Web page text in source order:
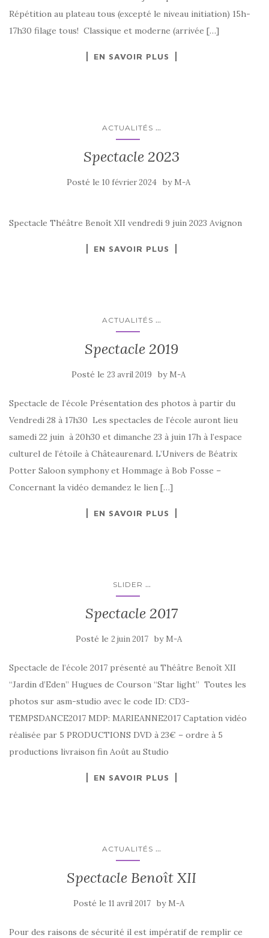
Répétition au plateau tous (excepté le niveau initiation) 15h-
17h30 filage tous! Classique et moderne (arrivée […]
EN SAVOIR PLUS
ACTUALITÉS ...
Spectacle 2023
Posté le 10 février 2024 by M-A
Spectacle Théâtre Benoît XII vendredi 9 juin 2023 Avignon
EN SAVOIR PLUS
ACTUALITÉS ...
Spectacle 2019
Posté le 23 avril 2019 by M-A
Spectacle de l’école Présentation des photos à partir du
Vendredi 28 à 17h30 Les spectacles de l’école auront lieu
samedi 22 juin à 20h30 et dimanche 23 à juin 17h à l’espace
culturel de l’étoile à Châteaurenard. L’Univers de Béatrix
Potter Saloon symphony et Hommage à Bob Fosse –
Concernant la vidéo demandez le lien […]
EN SAVOIR PLUS
SLIDER ...
Spectacle 2017
Posté le 2 juin 2017 by M-A
Spectacle de l’école 2017 présenté au Théâtre Benoît XII
“Jardin d’Eden” Hugues de Courson “Star light” Toutes les
photos sur asm-studio avec le code ID: CD3-
TEMPSDANCE2017 MDP: MARIEANNE2017 Captation vidéo
réalisée par 5 PRODUCTIONS DVD à 23€ – ordre à 5
productions livraison fin Août au Studio
EN SAVOIR PLUS
ACTUALITÉS ...
Spectacle Benoît XII
Posté le 11 avril 2017 by M-A
Pour des raisons de sécurité il est impératif de remplir ce